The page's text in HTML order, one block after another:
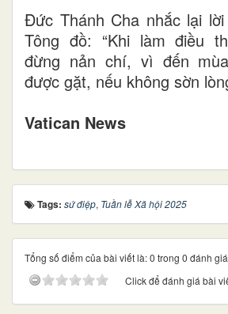
Đức Thánh Cha nhắc lại
Tông đồ: “Khi làm điều
đừng nản chí, vì đến
được gặt, nếu không sờn
Vatican News
Tags: sứ điệp, Tuần lễ Xã hội 2025
Tổng số điểm của bài viết là: 0 trong 0 đánh giá
Click để đánh giá bài